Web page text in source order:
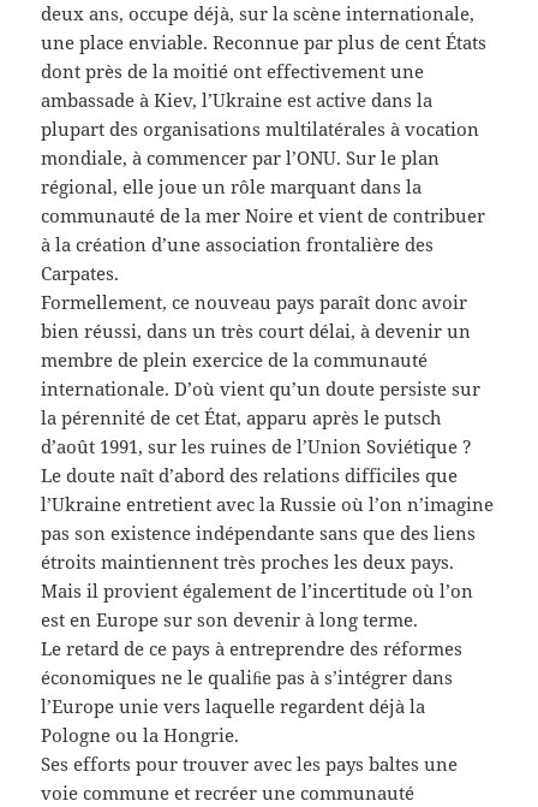
deux ans, occupe déjà, sur la scène internationale,
une place enviable. Reconnue par plus de cent États
dont près de la moitié ont effectivement une
ambassade à Kiev, l’Ukraine est active dans la
plupart des organisations multilatérales à vocation
mondiale, à commencer par l’ONU. Sur le plan
régional, elle joue un rôle marquant dans la
communauté de la mer Noire et vient de contribuer
à la création d’une association frontalière des
Carpates.
Formellement, ce nouveau pays paraît donc avoir
bien réussi, dans un très court délai, à devenir un
membre de plein exercice de la communauté
internationale. D’où vient qu’un doute persiste sur
la pérennité de cet État, apparu après le putsch
d’août 1991, sur les ruines de l’Union Soviétique ?
Le doute naît d’abord des relations difficiles que
l’Ukraine entretient avec la Russie où l’on n’imagine
pas son existence indépendante sans que des liens
étroits maintiennent très proches les deux pays.
Mais il provient également de l’incertitude où l’on
est en Europe sur son devenir à long terme.
Le retard de ce pays à entreprendre des réformes
économiques ne le qualiﬁe pas à s’intégrer dans
l’Europe unie vers laquelle regardent déjà la
Pologne ou la Hongrie.
Ses efforts pour trouver avec les pays baltes une
voie commune et recréer une communauté